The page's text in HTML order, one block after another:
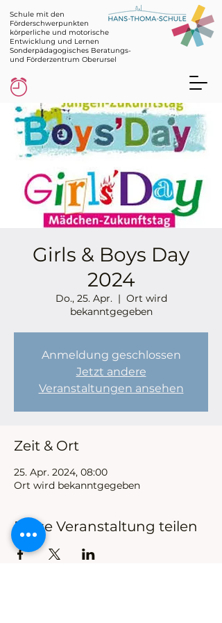
Schule mit den
Förderschwerpunkten
körperliche und motorische
Entwicklung und Lernen
Sonderpädagogisches Beratungs-
und Förderzentrum Oberursel
Girls & Boys Day
2024
Do., 25. Apr.
  |
Ort wird
bekanntgegeben
Anmeldung geschlossen
Jetzt andere
Veranstaltungen ansehen
Zeit & Ort
25. Apr. 2024, 08:00
Ort wird bekanntgegeben
Diese Veranstaltung teilen